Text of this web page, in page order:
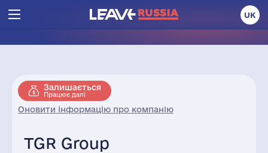
UK
Залишається
Працює далі
Оновити інформацію про компанію
TGR Group